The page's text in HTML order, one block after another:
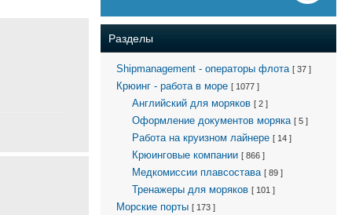
Разделы
Shipmanagement - операторы флота [ 37 ]
Крюинг - работа в море [ 1077 ]
Английский для моряков [ 2 ]
Оформление документов моряка [ 5 ]
Работа на круизном лайнере [ 14 ]
Крюинговые компании [ 866 ]
Медкомиссии плавсостава [ 89 ]
Тренажеры для моряков [ 101 ]
Морские порты [ 173 ]